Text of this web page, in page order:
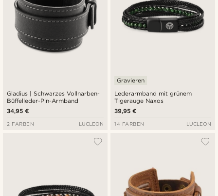
Gladius | Schwarzes Vollnarben-
Büffelleder-Pin-Armband
34,95 €
2 FARBEN LUCLEON
Lederarmband mit grünem
Tigerauge Naxos
Gravieren
39,95 €
14 FARBEN LUCLEON